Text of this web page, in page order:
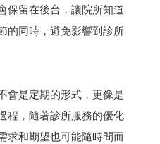
保留在後台，讓院所知道
的同時，避免影響到診所
會是定期的形式，更像是
程，隨著診所服務的優化
求和期望也可能隨時間而